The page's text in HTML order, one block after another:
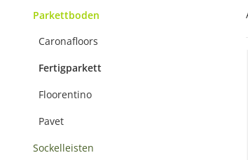
Parkettboden
Caronafloors
Fertigparkett
Floorentino
Pavet
Sockelleisten